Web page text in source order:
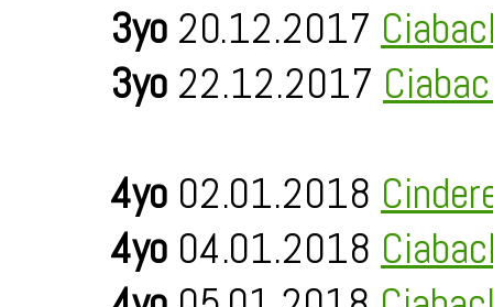
3yo 20.12.2017
3yo 22.12.2017
4yo 02.01.2018
4yo 04.01.2018